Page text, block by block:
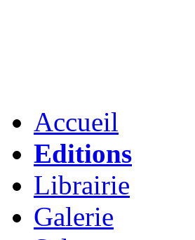
Accueil
Editions
Librairie
Galerie